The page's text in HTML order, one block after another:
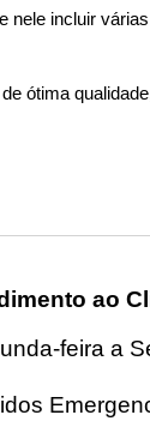
nele incluir
ótima
ao
feira a